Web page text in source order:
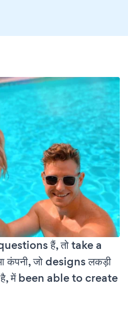
हैं, तो take a
कंपनी, जो designs लकड़ी
है, में been able to create